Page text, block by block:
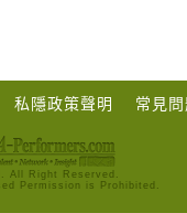
私隱政策聲明 常見
All Right Reserved.
Permission is Prohibited.